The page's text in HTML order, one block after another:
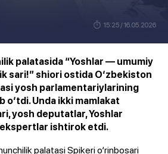
15:25 / 16.05.2026
palatasida “Yoshlar — umumiy
sari!” shiori ostida O‘zbekiston
yosh parlamentariylarining
o‘tdi. Unda ikki mamlakat
yosh deputatlar, Yoshlar
ekspertlar ishtirok etdi.
palatasi Spikeri o‘rinbosari